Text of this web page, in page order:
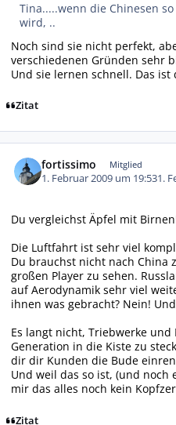
Tina.....wenn die Chinesen
wird, ..
Noch sind sie nicht perfekt,
verschiedenen Gründen sehr
Und sie lernen schnell. Das ist
Zitat
fortissimo Mitglied
1. Februar 2009 um 19:531.
Du vergleichst Äpfel mit
Die Luftfahrt ist sehr viel
Du brauchst nicht nach China
großen Player zu sehen.
auf Aerodynamik sehr viel
ihnen was gebracht? Nein!
Es langt nicht, Triebwerke
Generation in die Kiste zu
dir dir Kunden die Bude
Und weil das so ist, (und
mir das alles noch kein
Zitat